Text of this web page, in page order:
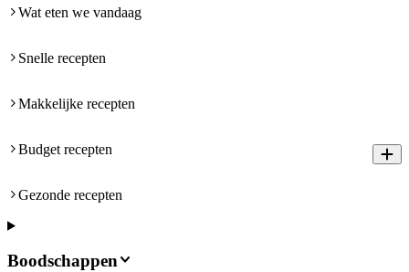
Wat eten we vandaag
Snelle recepten
Makkelijke recepten
Budget recepten
Gezonde recepten
Boodschappen